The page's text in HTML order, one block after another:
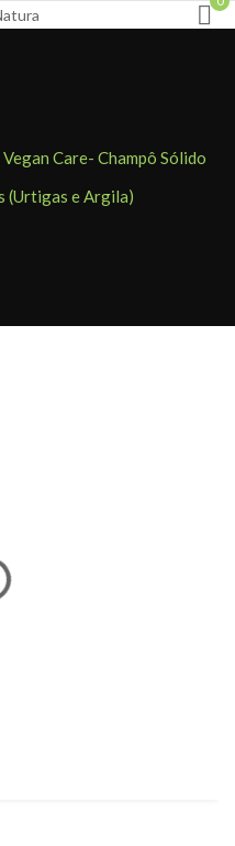
Vegan Care- Champô Sólido
(Urtigas e Argila)